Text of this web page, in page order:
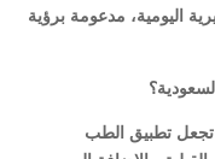
اليومية، مدعومة برؤية
تجعل تطبيق الطب